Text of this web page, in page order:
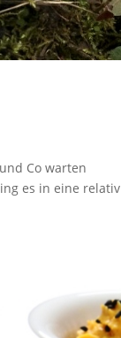
Co warten
es in eine relativ